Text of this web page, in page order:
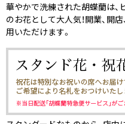
華やかで洗練された胡蝶蘭は
のお花として大人気！開業、開
用いただけます。